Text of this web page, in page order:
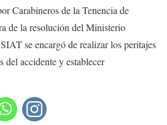
Carabineros de la Tenencia de
de la resolución del Ministerio
se encargó de realizar los peritajes
del accidente y establecer